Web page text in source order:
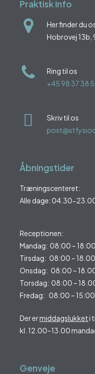
Praktisk info
Her finder du
Hobrovej 13b,
Ring til os
+45 98 37 38
Skriv til os
Åbningstider
Træningscenteret:
Alle dage: 04.30-
Receptionen:
Mandag: 08:00 – 18:00
Tirsdag: 08:00 – 18.00
Onsdag: 08:00 –
Torsdag: 08:00 –
Fredag: 08:00 – 15:00
Der ermiddagslukketi
kl. 12.00–13.00
Genveje